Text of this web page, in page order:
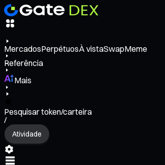
MercadosPerpétuosÀ vistaSwapMeme
Referência
Mais
Pesquisar token/carteira
/
Atividade